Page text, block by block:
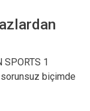
1
sorunsuz biçimde